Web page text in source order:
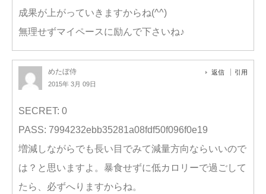
成果が上がっていきますからね(^^)
無理せずマイペースに励んで下さいね♪
めたぼ侍
2015年 3月 09日
返信 引用
SECRET: 0
PASS: 7994232ebb35281a08fdf50f096f0e19
増減しながらでも長い目でみて減量方向ならいいので
は？と思いますよ。暴食せずに低カロリーで過ごして
たら、必ずへりますからね。